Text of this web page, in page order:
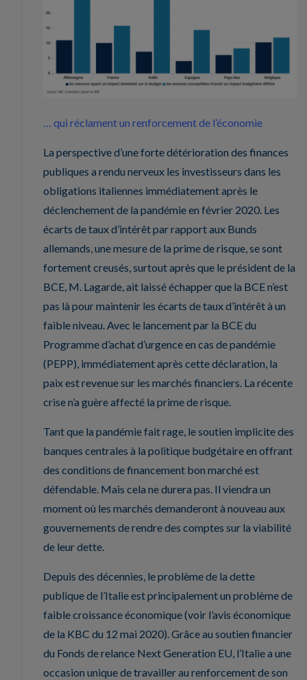
… qui réclament un renforcement de l’économie
La perspective d’une forte détérioration des finances
publiques a rendu nerveux les investisseurs dans les
obligations italiennes immédiatement après le
déclenchement de la pandémie en février 2020. Les
écarts de taux d’intérêt par rapport aux Bunds
allemands, une mesure de la prime de risque, se sont
fortement creusés, surtout après que le président de la
BCE, M. Lagarde, ait laissé échapper que la BCE n’est
pas là pour maintenir les écarts de taux d’intérêt à un
faible niveau. Avec le lancement par la BCE du
Programme d’achat d’urgence en cas de pandémie
(PEPP), immédiatement après cette déclaration, la
paix est revenue sur les marchés financiers. La récente
crise n’a guère affecté la prime de risque.
Tant que la pandémie fait rage, le soutien implicite des
banques centrales à la politique budgétaire en offrant
des conditions de financement bon marché est
défendable. Mais cela ne durera pas. Il viendra un
moment où les marchés demanderont à nouveau aux
gouvernements de rendre des comptes sur la viabilité
de leur dette.
Depuis des décennies, le problème de la dette
publique de l’Italie est principalement un problème de
faible croissance économique (voir l’avis économique
de la KBC du 12 mai 2020). Grâce au soutien financier
du Fonds de relance Next Generation EU, l’Italie a une
occasion unique de travailler au renforcement de son